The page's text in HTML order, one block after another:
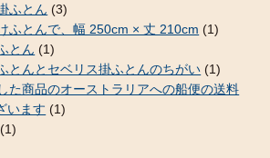
ふとん (3)
ふとんで、幅 250cm × 丈 210cm (1)
とん (1)
とんとセベリス掛ふとんのちがい (1)
た商品のオーストラリアへの船便の送料
います (1)
(1)